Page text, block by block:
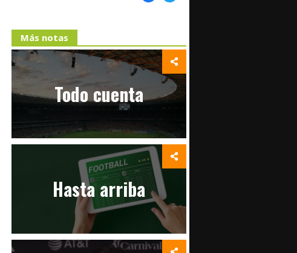
Más notas
Todo cuenta
Hasta arriba